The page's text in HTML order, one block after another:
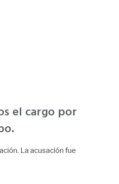
el cargo por
La acusación fue